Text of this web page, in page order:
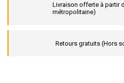
Livraison offerte à partir
métropolitaine)
Retours gratuits (Hors